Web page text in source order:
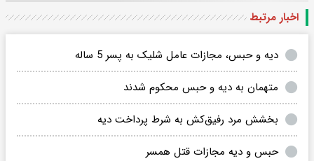
اخبار مرتبط
دیه و حبس، مجازات عامل شلیک به پسر 5 ساله
متهمان به دیه و حبس محکوم شدند
بخشش مرد رفیق‌کش به شرط پرداخت دیه
حبس و دیه مجازات قتل همسر